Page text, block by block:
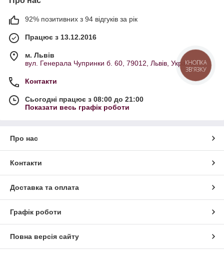
92% позитивних з 94 відгуків за рік
Працює з 13.12.2016
м. Львів
вул. Генерала Чупринки б. 60, 79012, Львів, Україна
Контакти
Сьогодні працює з 08:00 до 21:00
Показати весь графік роботи
Про нас
Контакти
Доставка та оплата
Графік роботи
Повна версія сайту
КНОПКА
ЗВ'ЯЗКУ